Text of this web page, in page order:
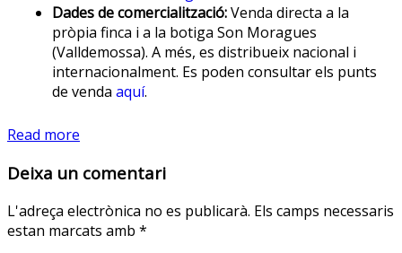
Dades de comercialització:Venda directa a la
pròpia finca i a la botiga Son Moragues
(Valldemossa). A més, es distribueix nacional i
internacionalment. Es poden consultar els punts
de venda aquí.
Read more
Deixa un comentari
L'adreça electrònica no es publicarà. Els camps necessaris
estan marcats amb *